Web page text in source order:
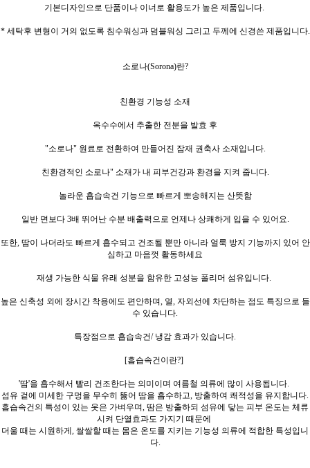
기본디자인으로 단품이나 이너로 활용도가 높은 제품입니다.
* 세탁후 변형이 거의 없도록 침수워싱과 덤블워싱 그리고 두께에 신경쓴 제품입니다.
소로나(Sorona)란?
친환경 기능성 소재
옥수수에서 추출한 전분을 발효 후
"소로나" 원료로 전환하여 만들어진 잠재 권축사 소재입니다.
친환경적인 소로나" 소재가 내 피부건강과 환경을 지켜 줍니다.
놀라운 흡습속건 기능으로 빠르게 뽀송해지는 산뜻함
일반 면보다 3배 뛰어난 수분 배출력으로 언제나 상쾌하게 입을 수 있어요.
또한, 땀이 나더라도 빠르게 흡수되고 건조될 뿐만 아니라 얼룩 방지 기능까지 있어 안
심하고 마음껏 활동하세요
재생 가능한 식물 유래 성분을 함유한 고성능 폴리머 섬유입니다.
높은 신축성 외에 장시간 착용에도 편안하며, 열, 자외선에 차단하는 점도 특징으로 들
수 있습니다.
특장점으로 흡습속건/ 냉감 효과가 있습니다.
[흡습속건이란?]
'땀'을 흡수해서 빨리 건조한다는 의미이며 여름철 의류에 많이 사용됩니다.
섬유 겉에 미세한 구멍을 무수히 뚫어 땀을 흡수하고, 방출하여 쾌적성을 유지합니다.
흡습속건의 특성이 있는 옷은 가벼우며, 땀은 방출하되 섬유에 닿는 피부 온도는 체류
시켜 단열효과도 가지기 때문에
더울 때는 시원하게, 쌀쌀할 때는 몸은 온도를 지키는 기능성 의류에 적합한 특성입니
다.